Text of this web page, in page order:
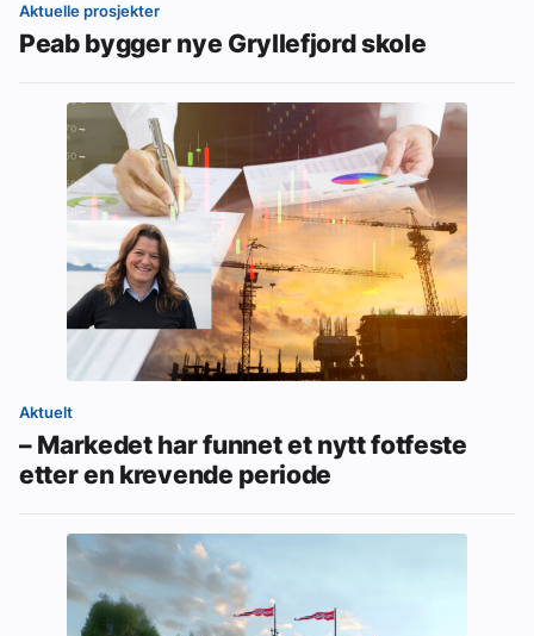
Aktuelle prosjekter
Peab bygger nye Gryllefjord skole
Aktuelt
– Markedet har funnet et nytt fotfeste
etter en krevende periode